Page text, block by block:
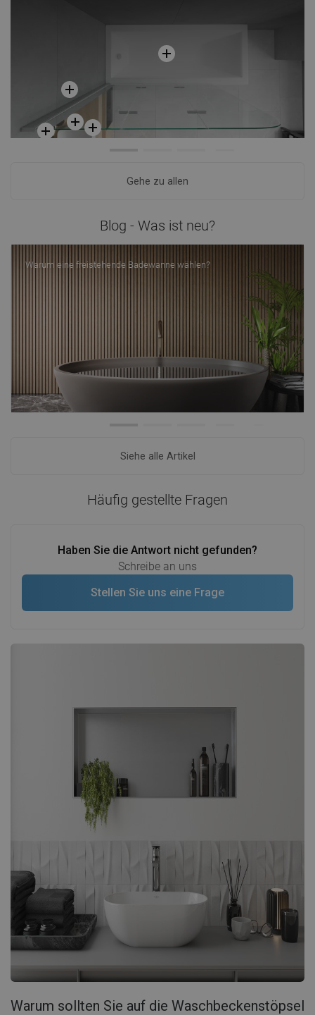
Gehe zu allen
Blog - Was ist neu?
Warum eine freistehende Badewanne wählen?
Siehe alle Artikel
Häufig gestellte Fragen
Haben Sie die Antwort nicht gefunden?
Schreibe an uns
Stellen Sie uns eine Frage
Warum sollten Sie auf die Waschbeckenstöpsel